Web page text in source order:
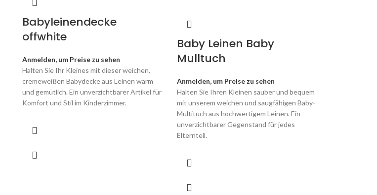
Babyleinendecke
offwhite
Anmelden, um Preise zu sehen
Halten Sie Ihr Kleines mit dieser weichen,
cremeweißen Babydecke aus Leinen warm
und gemütlich. Ein unverzichtbarer Artikel für
Komfort und Stil im Kinderzimmer.
Baby Leinen Baby
Mulltuch
Anmelden, um Preise zu sehen
Halten Sie Ihren Kleinen sauber und bequem
mit unserem weichen und saugfähigen Baby-
Multituch aus hochwertigem Leinen. Ein
unverzichtbarer Gegenstand für jedes
Elternteil.